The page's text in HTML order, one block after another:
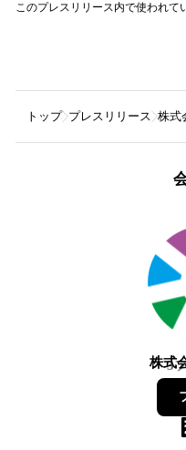
このプレスリリース内で使われて
トップ プレスリリース 株式
株式
3